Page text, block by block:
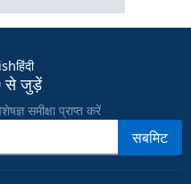
हिंदी
से जुड़ें
समीक्षा प्राप्त करें
सबमिट